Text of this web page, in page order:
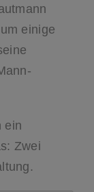
einige
ein
Zwei